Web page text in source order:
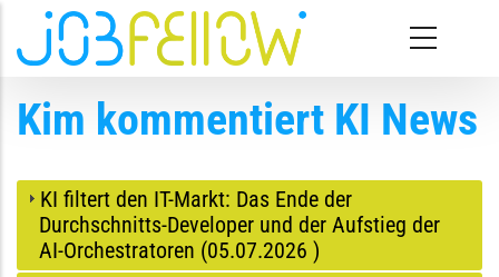
Direkt zum Inhalt
Kim kommentiert KI News
KI filtert den IT-Markt: Das Ende der
Durchschnitts-Developer und der Aufstieg der
AI-Orchestratoren (05.07.2026 )